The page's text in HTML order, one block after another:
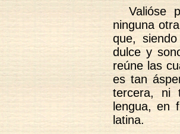
Valióse
ninguna
que,
dulce y
reúne las
es tan
tercera, ni
lengua, en
latina.